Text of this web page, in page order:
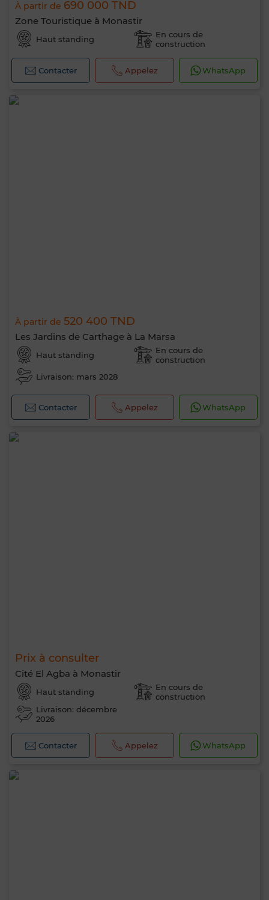
À partir de 690 000 TND
Zone Touristique à Monastir
Haut standing
En cours de
construction
Contacter Appelez WhatsApp
À partir de 520 400 TND
Les Jardins de Carthage à La Marsa
Haut standing
En cours de
construction
Livraison: mars 2028
Contacter Appelez WhatsApp
Prix à consulter
Cité El Agba à Monastir
Haut standing
En cours de
construction
Livraison: décembre
2026
Contacter Appelez WhatsApp